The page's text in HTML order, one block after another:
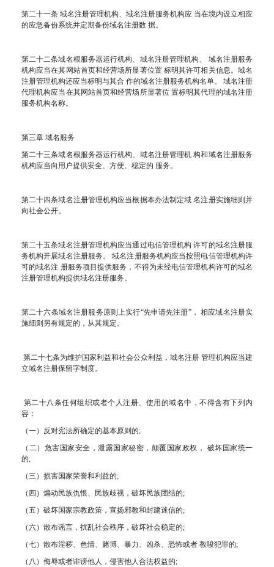
第二十一条 域名注册管理机构、域名注册服务机构应 当在境内设立相应
的应急备份系统并定期备份域名注册数 据。
第二十二条域名根服务器运行机构、域名注册管理机构、 域名注册服务
机构应当在其网站首页和经营场所显著位置 标明其许可相关信息。域名
注册管理机构还应当标明与其合 作的域名注册服务机构名单。 域名注册
代理机构应当在其网站首页和经营场所显著位 置标明其代理的域名注册
服务机构名称。
第三章 域名服务
第二十三条域名根服务器运行机构、域名注册管理机 构和域名注册服务
机构应当向用户提供安全、方便、稳定的 服务。
第二十四条域名注册管理机构应当根据本办法制定域 名注册实施细则并
向社会公开。
第二十五条域名注册管理机构应当通过电信管理机构 许可的域名注册服
务机构开展域名注册服务。 域名注册服务机构应当按照电信管理机构许
可的域名注 册服务项目提供服务，不得为未经电信管理机构许可的域名
注册管理机构提供域名注册服务。
第二十六条域名注册服务原则上实行“先申请先注册”， 相应域名注册实
施细则另有规定的，从其规定。
第二十七条为维护国家利益和社会公众利益，域名注册 管理机构应当建
立域名注册保留字制度。
第二十八条任何组织或者个人注册、使用的域名中，不得含有下列内
容：
（一）反对宪法所确定的基本原则的;
（二）危害国家安全，泄露国家秘密，颠覆国家政权， 破坏国家统一
的;
（三）损害国家荣誉和利益的;
（四）煽动民族仇恨、民族歧视，破坏民族团结的;
（五）破坏国家宗教政策，宣扬邪教和封建迷信的;
（六）散布谣言，扰乱社会秩序，破坏社会稳定的;
（七）散布淫秽、色情、赌博、暴力、凶杀、恐怖或者 教唆犯罪的;
（八）侮辱或者诽谤他人，侵害他人合法权益的;